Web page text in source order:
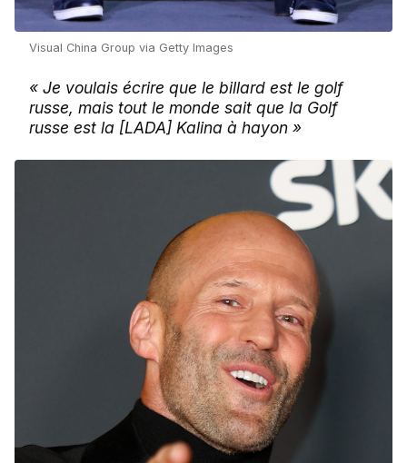
Visual China Group via Getty Images
« Je voulais écrire que le billard est le golf
russe, mais tout le monde sait que la Golf
russe est la [LADA] Kalina à hayon »